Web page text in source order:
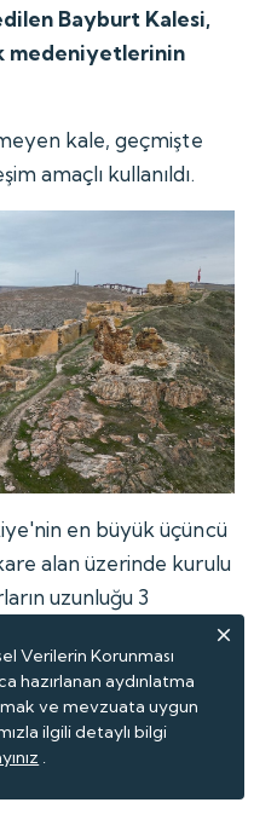
Bayburt Kalesi,
medeniyetlerinin
kale, geçmişte
amaçlı kullanıldı.
en büyük üçüncü
alan üzerinde kurulu
uzunluğu 3
yapıldığı
Bakanlığı ile
kazı
Verilerin Korunması
hazırlanan aydınlatma
ve mevzuata uygun
ilgili detaylı bilgi
.